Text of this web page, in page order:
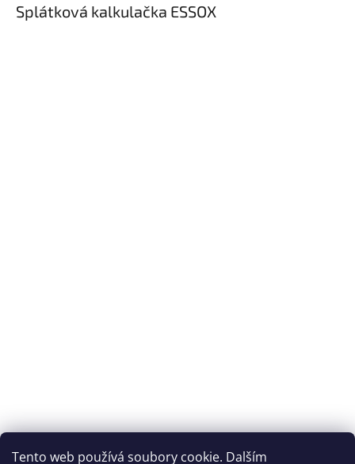
Tento web používá soubory cookie. Dalším
Splátková kalkulačka ESSOX